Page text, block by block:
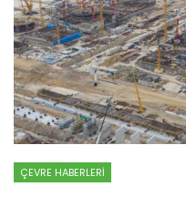
ÇEVRE HABERLERI